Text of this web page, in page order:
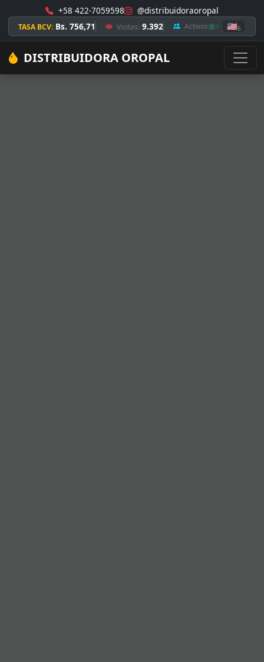
+58 422-7059598 @distribuidoraoropal
TASA BCV: Bs. 756,71 Visitas: 9.392 Activos:6 🇺🇸6
DISTRIBUIDORA OROPAL